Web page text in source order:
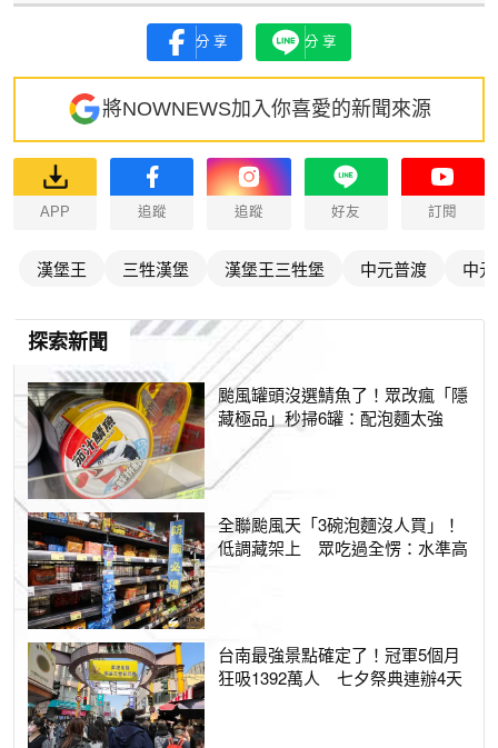
分享 分享
將NOWNEWS加入你喜愛的新聞來源
APP 追蹤 追蹤 好友 訂閱
漢堡王 三牲漢堡 漢堡王三牲堡 中元普渡 中
探索新聞
颱風罐頭沒選鯖魚了！眾改瘋「隱
藏極品」秒掃6罐：配泡麵太強
全聯颱風天「3碗泡麵沒人買」！
低調藏架上 眾吃過全愣：水準高
台南最強景點確定了！冠軍5個月
狂吸1392萬人 七夕祭典連辦4天